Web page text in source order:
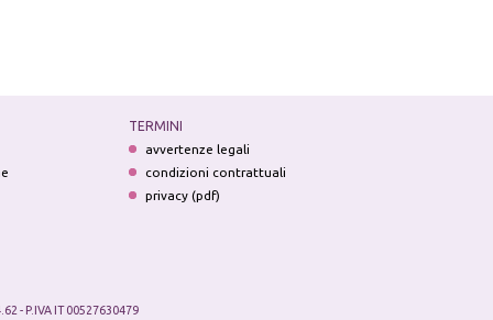
TERMINI
avvertenze legali
condizioni contrattuali
privacy (pdf)
- P.IVA IT 00527630479